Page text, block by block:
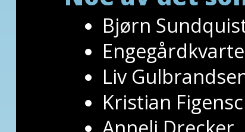
Bjørn
Liv
Kristian